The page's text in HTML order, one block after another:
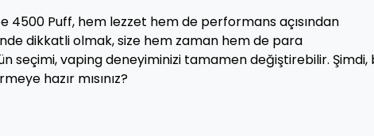
4500 Puff, hem lezzet hem de performans açısından
dikkatli olmak, size hem zaman hem de para
seçimi, vaping deneyiminizi tamamen değiştirebilir. Şimdi,
hazır mısınız?